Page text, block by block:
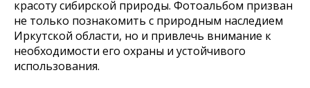
красоту сибирской природы. Фотоальбом призван
не только познакомить с природным наследием
Иркутской области, но и привлечь внимание к
необходимости его охраны и устойчивого
использования.